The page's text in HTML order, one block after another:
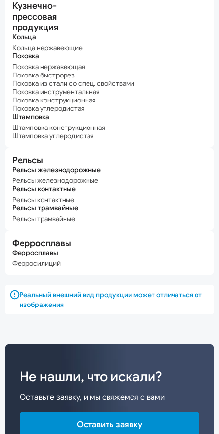
Кузнечно-
прессовая
продукция
Кольца
Кольца нержавеющие
Поковка
Поковка нержавеющая
Поковка быстрорез
Поковка из стали со спец. свойствами
Поковка инструментальная
Поковка конструкционная
Поковка углеродистая
Штамповка
Штамповка конструкционная
Штамповка углеродистая
Рельсы
Рельсы железнодорожные
Рельсы железнодорожные
Рельсы контактные
Рельсы контактные
Рельсы трамвайные
Рельсы трамвайные
Ферросплавы
Ферросплавы
Ферросилиций
Реальный внешний вид продукции может отличаться от
изображения
Не нашли, что искали?
Оставьте заявку, и мы свяжемся с вами
Оставить заявку